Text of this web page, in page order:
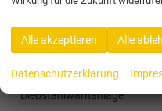
Regensensor
Schlüsselloser Zugang
Diebstahlwarnanlage
Alle akzeptieren Alle
Datenschutzerklärung